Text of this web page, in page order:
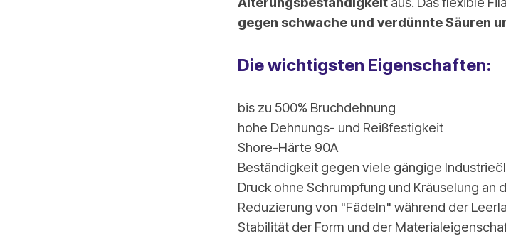
gegen schwache und verdünnte Säuren
Die wichtigsten Eigenschaften:
bis zu 500% Bruchdehnung
hohe Dehnungs- und Reißfestigkeit
Shore-Härte 90A
Beständigkeit gegen viele gängige
Druck ohne Schrumpfung und Kräuselung an
Reduzierung von "Fädeln" während der
Stabilität der Form und der